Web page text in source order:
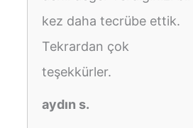
kez daha tecrübe ettik.
Tekrardan çok
teşekkürler.
aydın s.